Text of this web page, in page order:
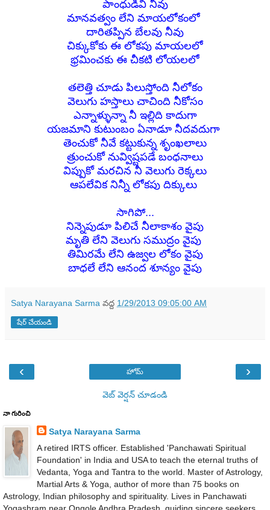
పాంధుడివి నీవు
మానవత్వం లేని మాయలోకంలో
దారితప్పిన బేలవు నీవు
చిక్కుకోకు ఈ లోకపు మాయలలో
భ్రమించకు ఈ చీకటి లోయలలో
తలెత్తి చూడు పిలుస్తోంది నీలోకం
వెలుగు హస్తాలు చాచింది నీకోసం
ఎన్నాళ్ళున్నా నీ ఇల్లిది కాదుగా
యజమాని కుటుంబం ఏనాడూ నీదవదుగా
తెంచుకో నీవే కట్టుకున్న శృంఖలాలు
త్రుంచుకో నువ్విష్టపడే బంధనాలు
విప్పుకో మరచిన నీ వెలుగు రెక్కలు
ఆపలేవిక నిన్నీ లోకపు దిక్కులు
సాగిపో...
నిన్నెపుడూ పిలిచే నీలాకాశం వైపు
మృతి లేని వెలుగు సముద్రం వైపు
తిమిరమే లేని ఉజ్వల లోకం వైపు
బాధలే లేని ఆనంద శూన్యం వైపు
Satya Narayana Sarma వద్ద 1/29/2013 09:05:00 AM
షేర్ చేయండి
‹ ›
హోమ్
వెబ్ వెర్షన్‌ చూడండి
నా గురించి
Satya Narayana Sarma
A retired IRTS officer. Established 'Panchawati Spiritual
Foundation' in India and USA to teach the eternal truths of
Vedanta, Yoga and Tantra to the world. Master of Astrology,
Martial Arts & Yoga, author of more than 75 books on
Astrology, Indian philosophy and spirituality. Lives in Panchawati